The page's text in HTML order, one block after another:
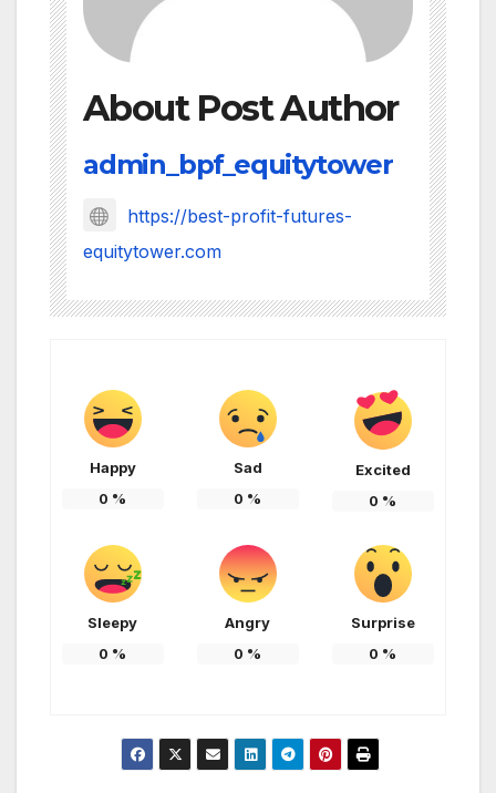
About Post Author
admin_bpf_equitytower
https://best-profit-futures-
equitytower.com
Happy
0 %
Sad
0 %
Excited
0 %
Sleepy
0 %
Angry
0 %
Surprise
0 %